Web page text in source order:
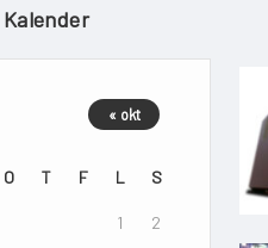
Kalender
O T F L S
1 2
« okt